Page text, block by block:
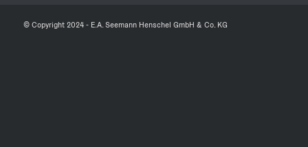
© Copyright 2024 - E.A. Seemann Henschel GmbH & Co. KG